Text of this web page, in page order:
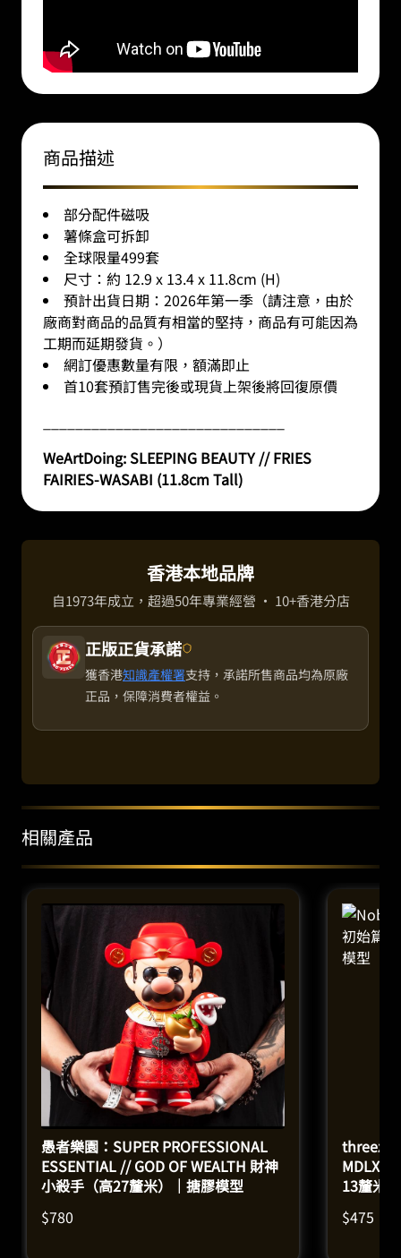
商品描述
部分配件磁吸
薯條盒可拆卸
全球限量499套
尺寸：約 12.9 x 13.4 x 11.8cm (H)
預計出貨日期：2026年第一季（請注意，由於
廠商對商品的品質有相當的堅持，商品有可能因為
工期而延期發貨。）
網訂優惠數量有限，額滿即止
首10套預訂售完後或現貨上架後將回復原價
WeArtDoing: SLEEPING BEAUTY // FRIES
FAIRIES-WASABI (11.8cm Tall)
香港本地品牌
自1973年成立，超過50年專業經營 · 10+香港分店
正版正貨承諾
獲香港知識產權署支持，承諾所售商品均為原廠
正品，保障消費者權益。
相關產品
愚者樂園：SUPER PROFESSIONAL
ESSENTIAL // GOD OF WEALTH 財神
小殺手（高27釐米）｜搪膠模型
$780
MDLX
13釐米）
$475